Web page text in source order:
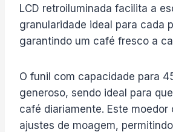
LCD retroiluminada facilita a
granularidade ideal para cada
garantindo um café fresco a
O funil com capacidade para
generoso, sendo ideal para
café diariamente. Este
ajustes de moagem,